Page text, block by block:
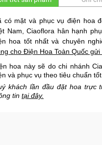
có mặt và phục vụ điện hoa
Nam, Ciaoflora hân hạnh
hoa tốt nhất và chuyên
cho Điện Hoa Toàn Quốc gửi
hoa này sẽ do chi nhánh
và phục vụ theo tiêu chuẩn
khách lần đầu đặt hoa trực
tin tại đây.